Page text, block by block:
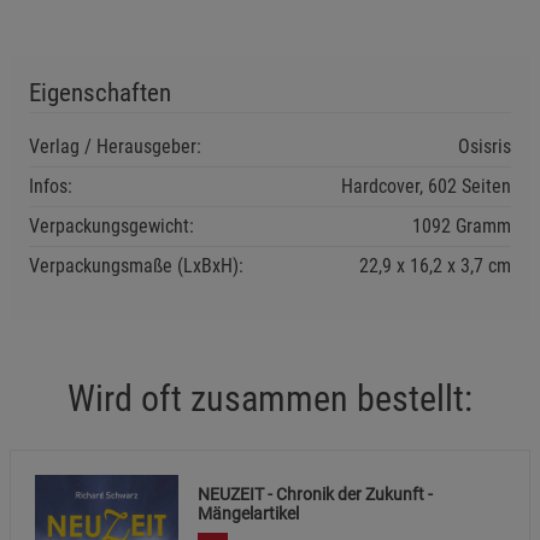
Eigenschaften
Verlag / Herausgeber:
Osisris
Infos:
Hardcover, 602 Seiten
Verpackungsgewicht:
1092 Gramm
Verpackungsmaße (LxBxH):
22,9 16,2 3,7 cm
Wird oft zusammen bestellt:
NEUZEIT - Chronik der Zukunft -
Mängelartikel
Zurück Einstellungen speichern für die Gruppe
Einwilligung nicht erteilen
Notwendige Cookies (5)
Cookie-Informationen anzeigen
Statistik Cookies (2)
Beschreibung Statistik Cookies